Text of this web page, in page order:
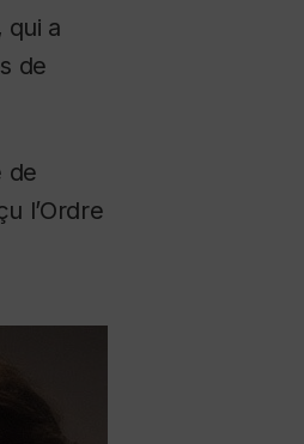
qui a
de
de
l’Ordre